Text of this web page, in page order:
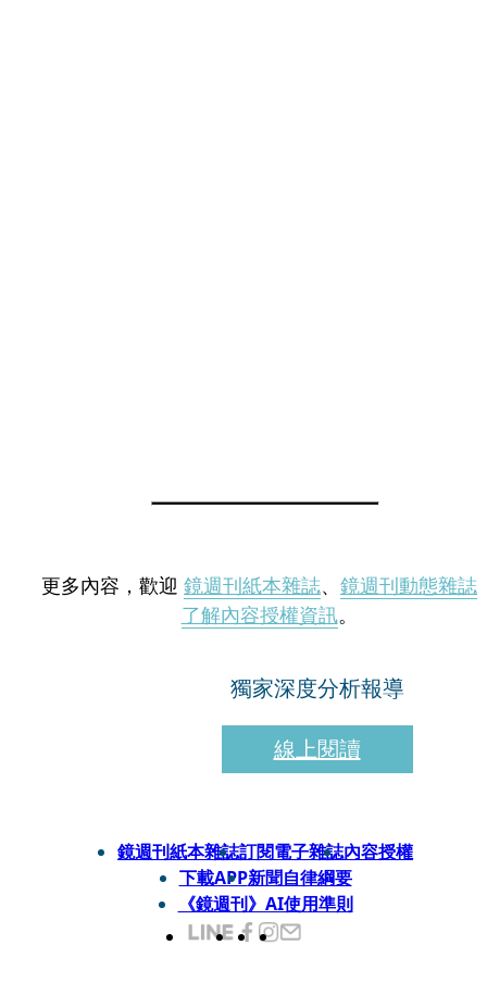
更多內容，歡迎 鏡週刊紙本雜誌、 鏡週刊動態雜誌
了解內容授權資訊。
獨家深度分析報導
線上閱讀
鏡週刊紙本雜誌訂閱電子雜誌內容授權
下載APP新聞自律綱要
《鏡週刊》AI使用準則